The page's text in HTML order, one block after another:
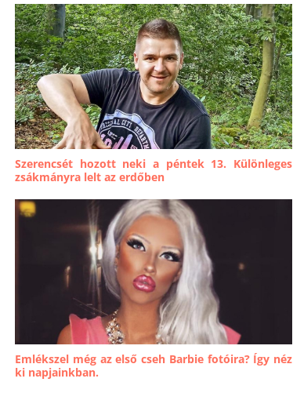
Szerencsét hozott neki a péntek 13. Különleges
zsákmányra lelt az erdőben
Emlékszel még az első cseh Barbie fotóira? Így néz
ki napjainkban.